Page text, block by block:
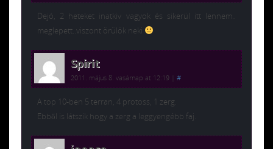
Dejó, 2 heteket inatkiv vagyok és sikerül itt lennem..
meglepett..viszont örülök neki
Spirit
2011. május 8. vasárnap at 12:19 #
A top 10-ben 5 terran, 4 protoss, 1 zerg.
Ebből is látszik hogy a zerg a leggyengébb faj.